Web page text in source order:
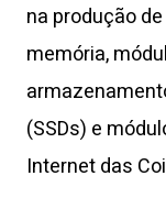
na produção
memória,
(SSDs) e
Internet das